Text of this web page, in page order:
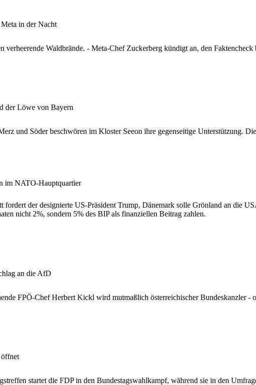
in der Nacht
verheerende Waldbrände. - Meta-Chef Zuckerberg kündigt an, den Faktencheck
der Löwe von Bayern
und Söder beschwören im Kloster Seeon ihre gegenseitige Unterstützung.
im NATO-Hauptquartier
fordert der designierte US-Präsident Trump, Dänemark solle Grönland an die
nicht 2%, sondern 5% des BIP als finanziellen Beitrag zahlen.
an die AfD
FPÖ-Chef Herbert Kickl wird mutmaßlich österreichischer Bundeskanzler -
startet die FDP in den Bundestagswahlkampf, während sie in den